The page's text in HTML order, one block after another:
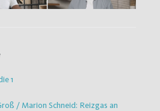
1
/ Marion Schneid: Reizgas an